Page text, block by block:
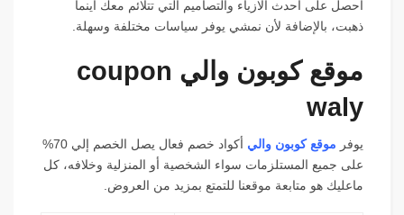
احصل على أحدث الازياء والتصاميم التي تتلائم معك أينما
ذهبت، بالإضافة لأن نمشي يوفر سياسات مختلفة وسهلة.
موقع كوبون والي coupon
waly
يوفر موقع كوبون والي
أكواد خصم فعال يصل الخصم إلي 70%
على جميع المستلزمات سواء الشخصية أو المنزلية وخلافه، كل
ماعليك هو متابعة موقعنا للتمتع بمزيد من العروض.